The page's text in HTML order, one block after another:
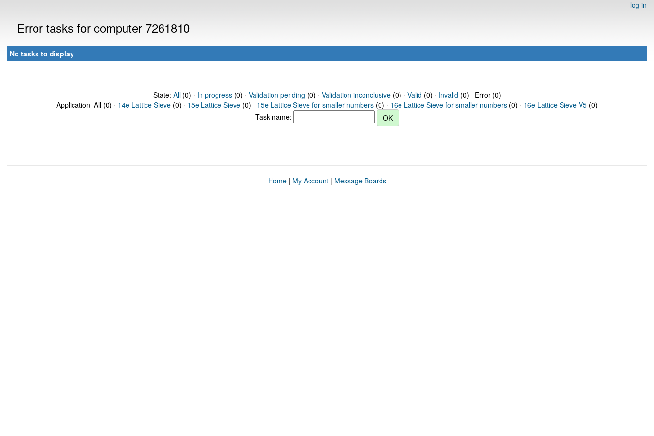
log in
Error tasks for computer 7261810
No tasks to display
State: All(0) · In progress(0) · Validation pending (0) · Validation inconclusive(0) · Valid (0) · Invalid (0) · Error (0)
Application: All (0) · 14e Lattice Sieve (0) · 15e Lattice Sieve (0) · 15e Lattice Sieve for smaller numbers (0) · 16e Lattice Sieve for smaller numbers (0) · 16e Lattice Sieve V5 (0)
Task name:
Home| My Account| Message Boards